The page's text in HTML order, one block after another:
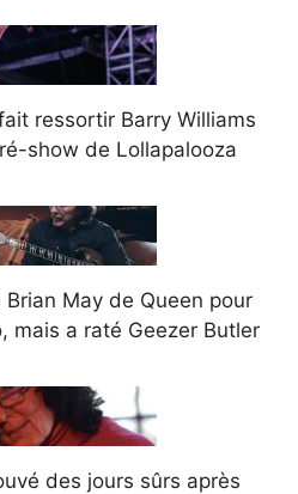
ressortir Barry Williams
show de Lollapalooza
May de Queen pour
mais a raté Geezer Butler
des jours sûrs après